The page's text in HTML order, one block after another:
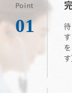
す